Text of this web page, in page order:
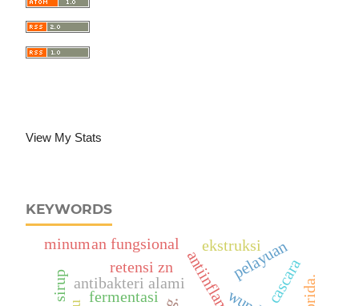
View My Stats
KEYWORDS
antiinflamasi
antibakteri alami cascara
pelayuan
fermentasi
minuman fungsional
retensi zn
ekstruksi